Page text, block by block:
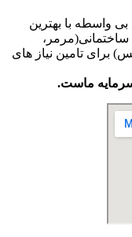
واسطه با بهترین
برای تامین نیاز های
ماست.